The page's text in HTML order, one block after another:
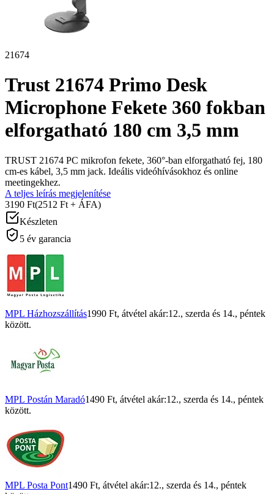
21674
Trust 21674 Primo Desk
Microphone Fekete 360 fokban
elforgatható 180 cm 3,5 mm
TRUST 21674 PC mikrofon fekete, 360°-ban elforgatható fej, 180
cm-es kábel, 3,5 mm jack. Ideális videóhívásokhoz és online
meetingekhez.
A teljes leírás megjelenítése
3190 Ft(2512 Ft + ÁFA)
Készleten
5 év garancia
MPL Házhozszállítás1990 Ft, átvétel akár:12., szerda és 14., péntek
között.
MPL Postán Maradó1490 Ft, átvétel akár:12., szerda és 14., péntek
között.
MPL Posta Pont1490 Ft, átvétel akár:12., szerda és 14., péntek